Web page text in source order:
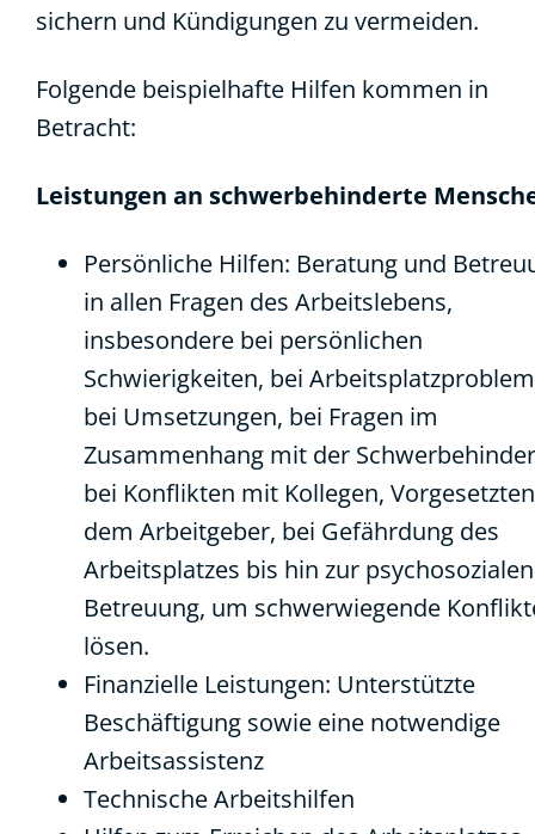
sichern und Kündigungen zu vermeiden.
Folgende beispielhafte Hilfen kommen in
Betracht:
Leistungen an schwerbehinderte
Persönliche Hilfen: Beratung und
in allen Fragen des Arbeitslebens,
insbesondere bei persönlichen
Schwierigkeiten, bei
bei Umsetzungen, bei Fragen im
Zusammenhang mit der
bei Konflikten mit Kollegen,
dem Arbeitgeber, bei Gefährdung des
Arbeitsplatzes bis hin zur psychosozialen
Betreuung, um schwerwiegende
lösen.
Finanzielle Leistungen: Unterstützte
Beschäftigung sowie eine notwendige
Arbeitsassistenz
Technische Arbeitshilfen